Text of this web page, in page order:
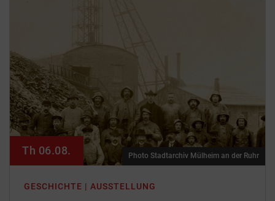
GESCHICHTE | AUSSTELLUNG
Th 06.08. Photo Stadtarchiv Mülheim an der Ruhr